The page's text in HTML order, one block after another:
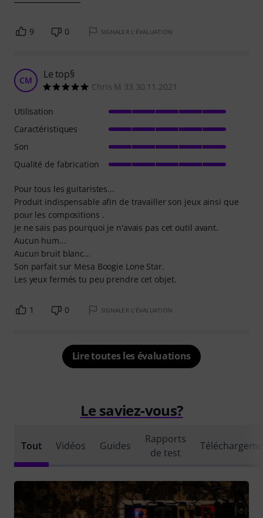
9 0 SIGNALER L'ÉVALUATION
CM Le top§
Chris M 33 30.11.2021
Pour tous les guitaristes...
Produit indispensable afin de travailler son jeux ainsi que
pour les compositions .
Je ne sais pas pourquoi je n'avais pas cet outil avant.
Aucun hum...
Aucun bruit blanc...
Son parfait sur Mesa Boogie Lone Star.
Les yeux fermés tu peu prendre cet objet.
Utilisation
Caractéristiques
Son
Qualité de fabrication
1 0 SIGNALER L'ÉVALUATION
Lire toutes les évaluations
Le saviez-vous?
Tout Vidéos Guides
Rapports
de test